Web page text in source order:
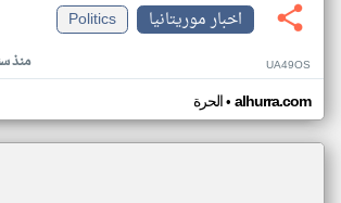
اخبار موريتانيا
Politics
منذ UA49OS
الحرة• alhurra.com